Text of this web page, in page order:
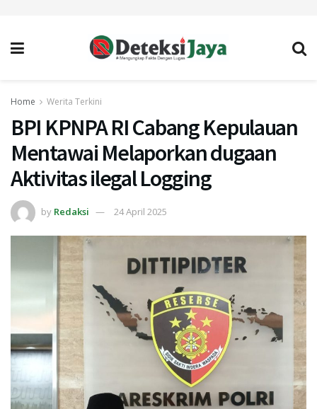
Home Werita Terkini
BPI KPNPA RI Cabang Kepulauan
Mentawai Melaporkan dugaan
Aktivitas ilegal Logging
by Redaksi 24 April 2025